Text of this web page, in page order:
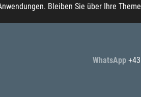
Bleiben Sie über Ihre
WhatsApp